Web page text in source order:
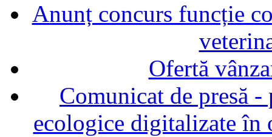
Anunț concurs funcție
Ofertă
Comunicat de presă
ecologice digitalizate în